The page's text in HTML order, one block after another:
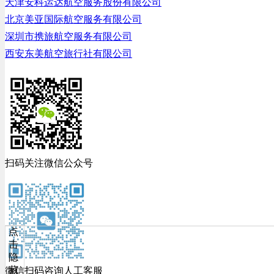
北京美亚国际航空服务有限公司
深圳市携旅航空服务有限公司
西安东美航空旅行社有限公司
扫码关注微信公众号
微信扫码咨询人工客服
点
击
隐
藏